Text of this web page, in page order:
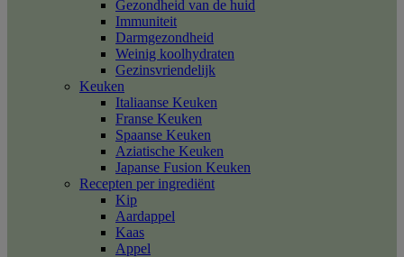
Gezondheid van de huid
Immuniteit
Darmgezondheid
Weinig koolhydraten
Gezinsvriendelijk
Keuken
Italiaanse Keuken
Franse Keuken
Spaanse Keuken
Aziatische Keuken
Japanse Fusion Keuken
Recepten per ingrediënt
Kip
Aardappel
Kaas
Appel